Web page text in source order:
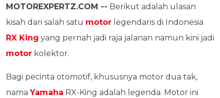
MOTOREXPERTZ.COM -- Berikut adalah ulasan
kisah dari salah satu motor legendaris di Indonesia
RX King yang pernah jadi raja jalanan namun kini jadi
motor kolektor.
Bagi pecinta otomotif, khususnya motor dua tak,
namaYamaha RX-King adalah legenda. Motor ini